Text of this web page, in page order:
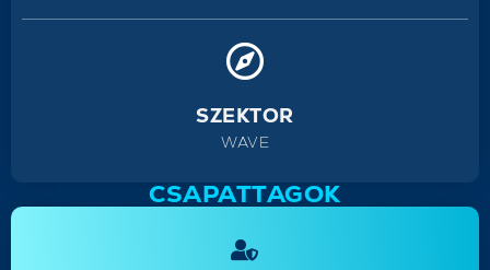
SZEKTOR
WAVE
CSAPATTAGOK